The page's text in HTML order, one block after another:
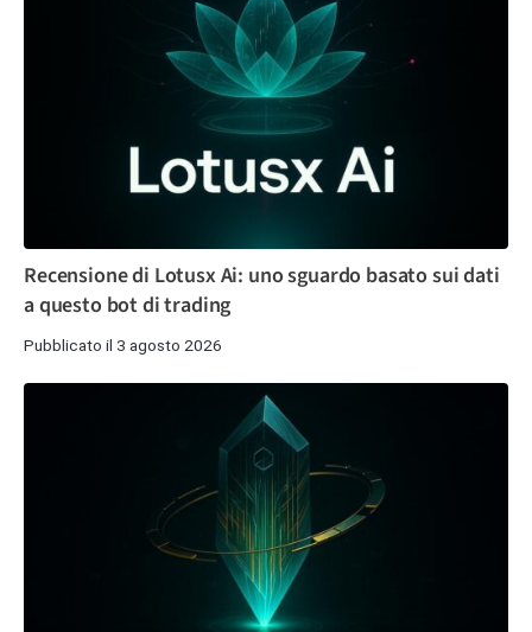
Recensione di Lotusx Ai: uno sguardo basato sui dati
a questo bot di trading
Pubblicato il 3 agosto 2026